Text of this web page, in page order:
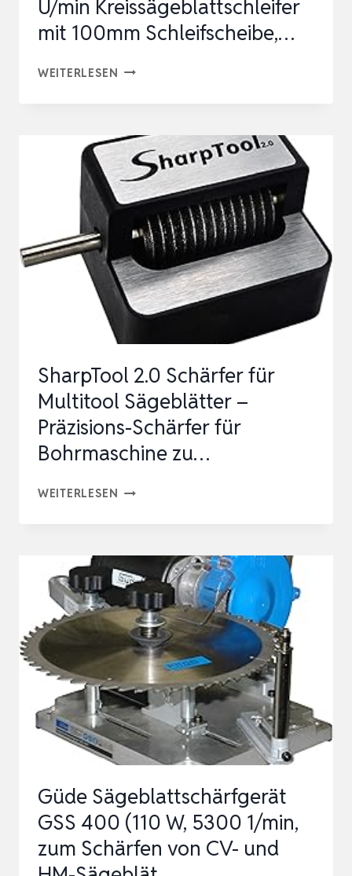
U/min Kreissägeblattschleifer
mit 100mm Schleifscheibe,…
WEITERLESEN VEVOR
5700
U/MIN
KREISSÄGEBLATTSCHLEIFER
MIT
100MM
SCHLEIFSCHEIBE,
…
SharpTool 2.0 Schärfer für
Multitool Sägeblätter –
Präzisions-Schärfer für
Bohrmaschine zu…
WEITERLESEN SHARPTOOL
MULTITOOL
SÄGEBLÄTTER
–
PRÄZISIONS-
SCHÄRFER
FÜR
BOHRMASCHINE
ZU…
Güde Sägeblattschärfgerät
GSS 400 (110 W, 5300 1/min,
zum Schärfen von CV- und